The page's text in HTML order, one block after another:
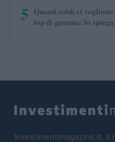
5 Quanti soldi ci
top di gamma: lo
Investimentimagazine.it, il